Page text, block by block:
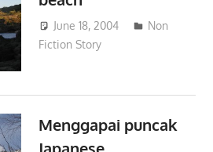
June 18, 2004 admin
Non
Fiction Story
Menggapai puncak